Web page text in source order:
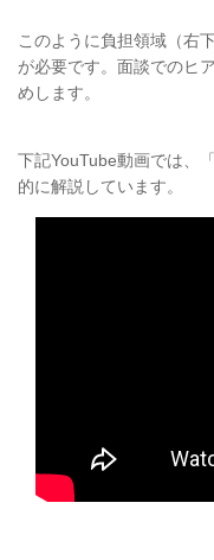
このように負担領域（右
が必要です。面談でのヒ
めします。
下記YouTube動画では、
的に解説しています。